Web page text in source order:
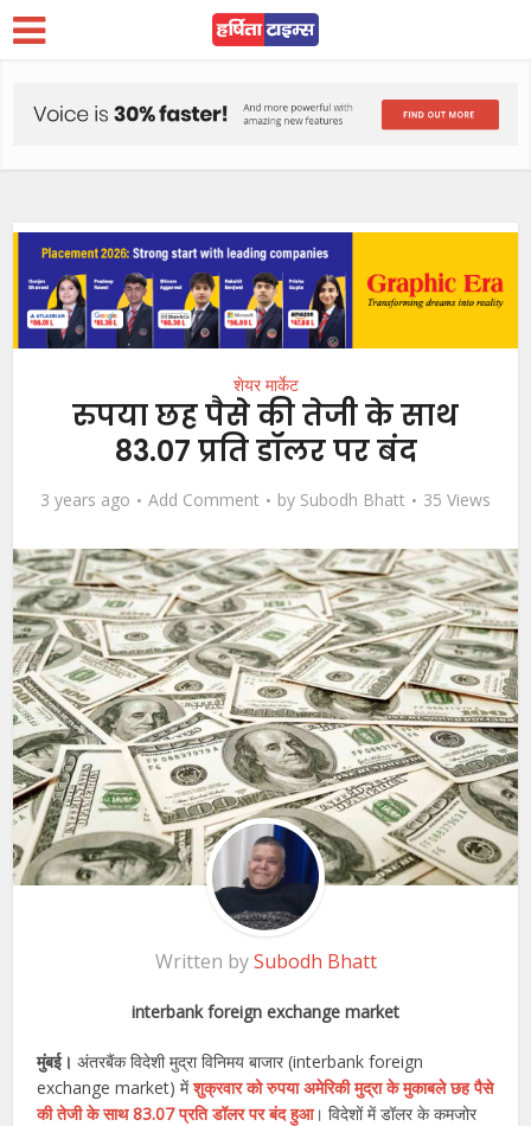
शेयर मार्केट
रुपया छह पैसे की तेजी के साथ
83.07 प्रति डॉलर पर बंद
3 years ago Add Comment by Subodh Bhatt 35 Views
Written bySubodh Bhatt
interbank foreign exchange market
मुंबई। अंतरबैंक विदेशी मुद्रा विनिमय बाजार (interbank foreign
exchange market) मेंशुक्रवार को रुपया अमेरिकी मुद्रा के मुकाबले छह पैसे
की तेजी के साथ 83.07 प्रति डॉलर पर बंद हुआ। विदेशों में डॉलर के कमजोर